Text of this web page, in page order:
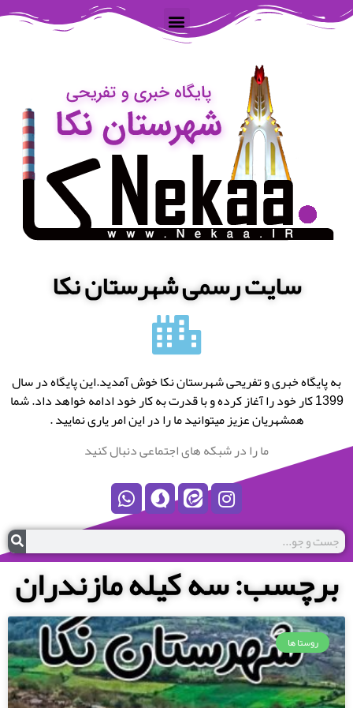
سایت رسمی شهرستان نکا
به پایگاه خبری و تفریحی شهرستان نکا خوش آمدید.این پایگاه در سال
1399 کار خود را آغاز کرده و با قدرت به کار خود ادامه خواهد داد. شما
همشهریان عزیز میتوانید ما را در این امر یاری نمایید .
ما را در شبکه های اجتماعی دنبال کنید
برچسب: سه کیله مازندران
روستا ها